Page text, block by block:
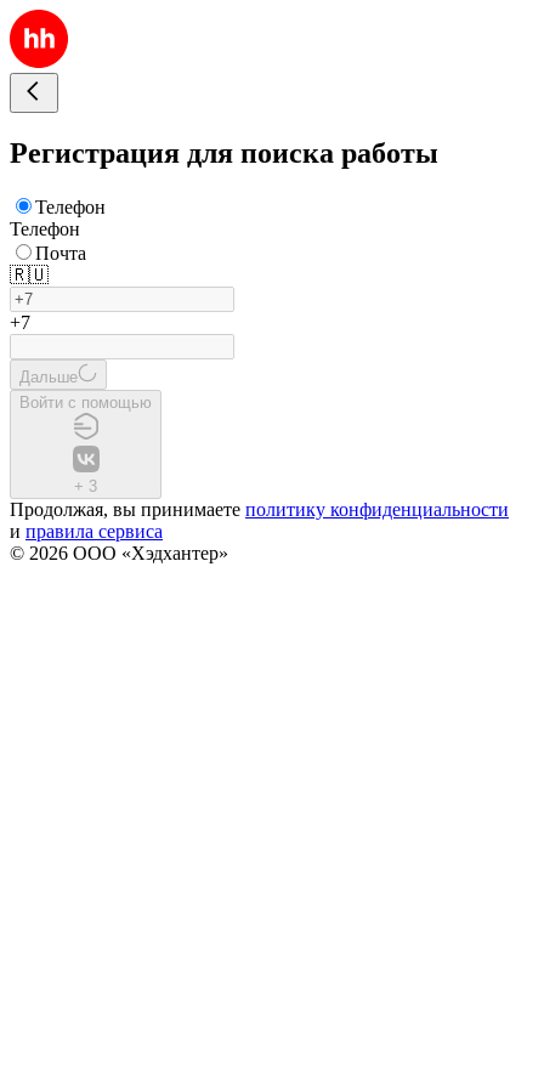
Регистрация для поиска работы
Телефон
Телефон
Почта
🇷🇺
+7
Дальше
Войти с помощью
+ 3
Продолжая, вы принимаете политику конфиденциальности
и правила сервиса
© 2026 ООО «Хэдхантер»